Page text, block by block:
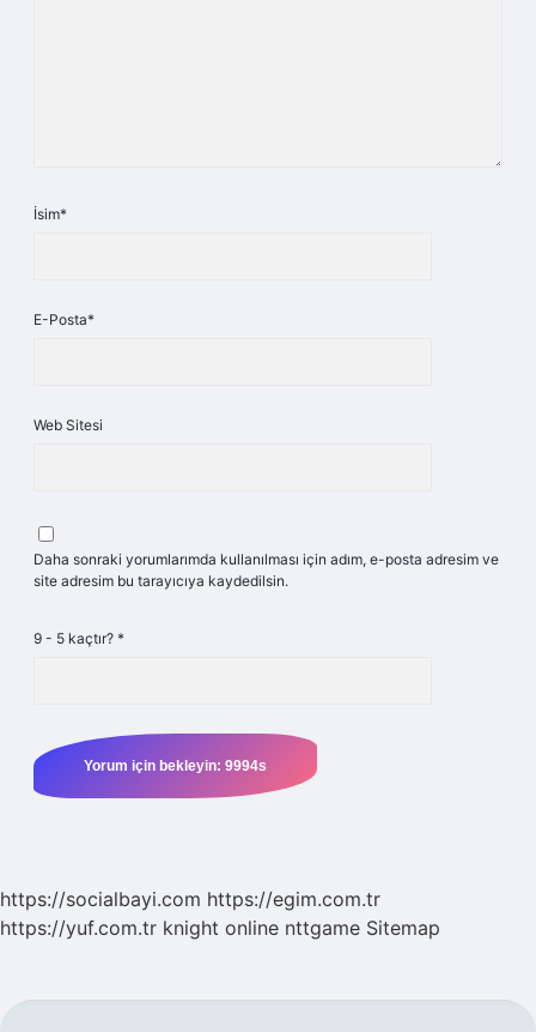
İsim*
E-Posta*
Web Sitesi
Daha sonraki yorumlarımda kullanılması için adım, e-posta adresim ve
site adresim bu tarayıcıya kaydedilsin.
9 - 5 kaçtır? *
https://socialbayi.com https://egim.com.tr
https://yuf.com.tr knight online nttgame Sitemap